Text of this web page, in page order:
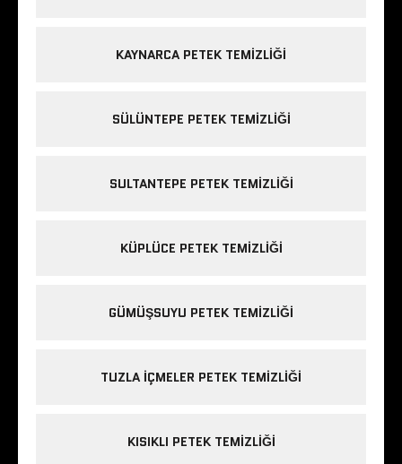
KAYNARCA PETEK TEMIZLIĞI
SÜLÜNTEPE PETEK TEMIZLIĞI
SULTANTEPE PETEK TEMIZLIĞI
KÜPLÜCE PETEK TEMIZLIĞI
GÜMÜŞSUYU PETEK TEMIZLIĞI
TUZLA IÇMELER PETEK TEMIZLIĞI
KISIKLI PETEK TEMIZLIĞI